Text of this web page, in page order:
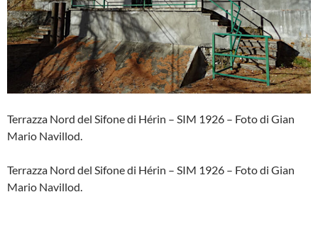
Terrazza Nord del Sifone di Hérin – SIM 1926 – Foto di Gian
Mario Navillod.
Terrazza Nord del Sifone di Hérin – SIM 1926 – Foto di Gian
Mario Navillod.